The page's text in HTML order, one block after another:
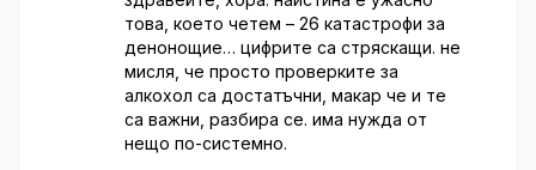
това, което четем – 26 катастрофи за
денонощие… цифрите са стряскащи. не
мисля, че просто проверките за
алкохол са достатъчни, макар че и те
са важни, разбира се. има нужда от
нещо по-системно.